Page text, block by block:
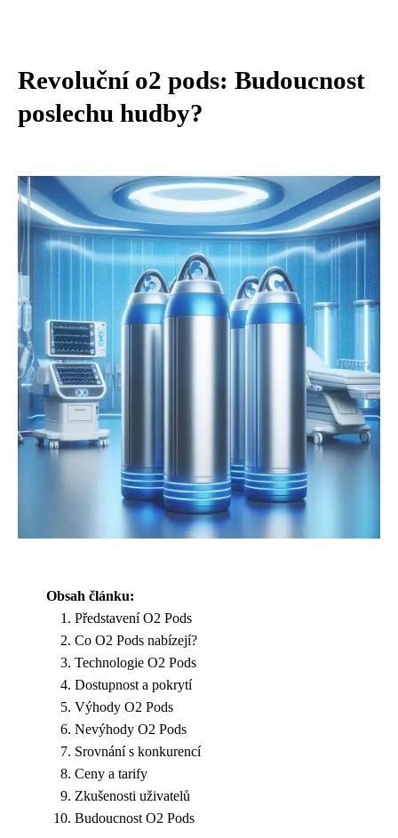
Revoluční o2 pods: Budoucnost
poslechu hudby?
Obsah článku:
Představení O2 Pods
Co O2 Pods nabízejí?
Technologie O2 Pods
Dostupnost a pokrytí
Výhody O2 Pods
Nevýhody O2 Pods
Srovnání s konkurencí
Ceny a tarify
Zkušenosti uživatelů
Budoucnost O2 Pods